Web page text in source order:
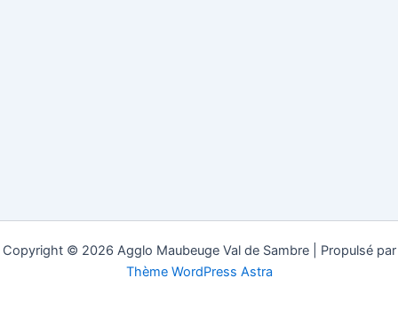
Copyright © 2026 Agglo Maubeuge Val de Sambre | Propulsé par
Thème WordPress Astra